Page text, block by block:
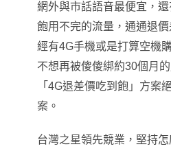
網外與市話語音最便宜，
飽用不完的流量，通通退價
經有4G手機或是打算空機
不想再被傻傻綁約30個月
「4G退差價吃到飽」方案
案。
台灣之星領先競業，堅持